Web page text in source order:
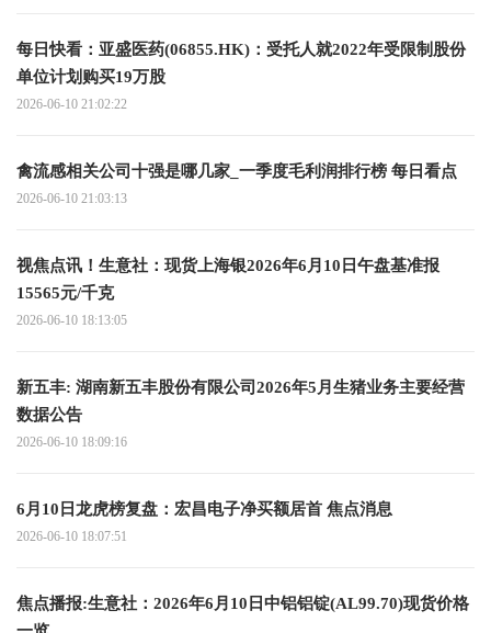
每日快看：亚盛医药(06855.HK)：受托人就2022年受限制股份
单位计划购买19万股
2026-06-10 21:02:22
禽流感相关公司十强是哪几家_一季度毛利润排行榜 每日看点
2026-06-10 21:03:13
视焦点讯！生意社：现货上海银2026年6月10日午盘基准报
15565元/千克
2026-06-10 18:13:05
新五丰: 湖南新五丰股份有限公司2026年5月生猪业务主要经营
数据公告
2026-06-10 18:09:16
6月10日龙虎榜复盘：宏昌电子净买额居首 焦点消息
2026-06-10 18:07:51
焦点播报:生意社：2026年6月10日中铝铝锭(AL99.70)现货价格